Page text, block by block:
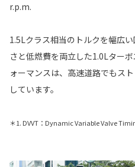
r.p.m.
1.5Lクラス相当のトルクを幅広
さと低燃費を両立した1.0Lター
ォーマンスは、高速道路でもス
しています。
＊1. DVVT：Dynamic Variable Valve